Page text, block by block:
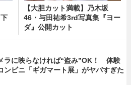
【大胆カット満載】乃木坂
46・与田祐希3rd写真集『ヨー
ダ』公開カット
ラに映らなければ“盗み”OK！ 体験
ンビニ「ギガマート展」がヤバすぎた